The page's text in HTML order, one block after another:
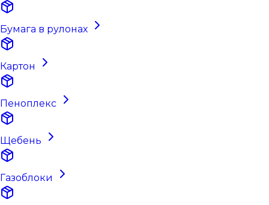
Бумага в рулонах
Картон
Пеноплекс
Щебень
Газоблоки